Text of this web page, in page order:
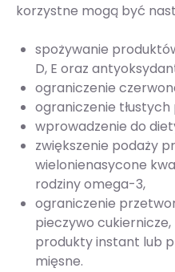
korzystne mogą być
spożywanie
D, E oraz
ograniczenie
ograniczenie
wprowadzenie do
zwiększenie podaży
wielonienasycone
rodziny omega-3,
ograniczenie
pieczywo
produkty instant lub
mięsne.